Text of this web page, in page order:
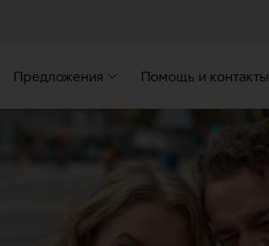
Предложения Помощь и контакты